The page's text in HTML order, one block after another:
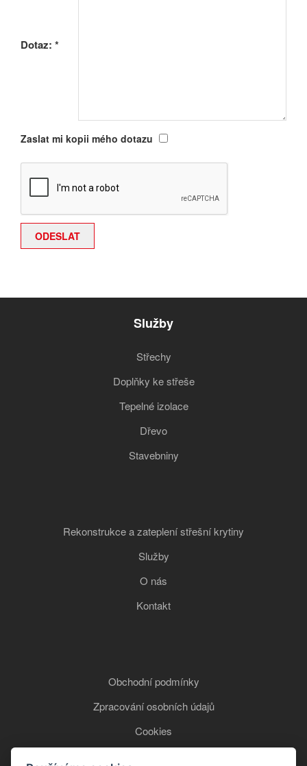
Dotaz: *
Zaslat mi kopii mého dotazu
Služby
Střechy
Doplňky ke střeše
Tepelné izolace
Dřevo
Stavebniny
Rekonstrukce a zateplení střešní krytiny
Služby
O nás
Kontakt
Obchodní podmínky
Zpracování osobních údajů
Cookies